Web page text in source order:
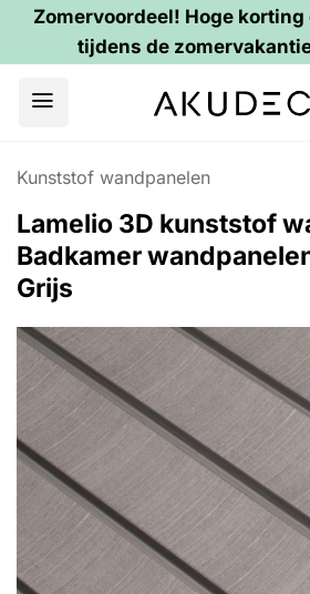
Zomervoordeel! Hoge
tijdens de
naar
Kunststof wandpanelen
Lamelio 3D kunststof
Badkamer
Grijs